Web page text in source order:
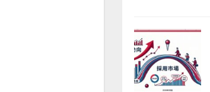
機
台
数
は
前